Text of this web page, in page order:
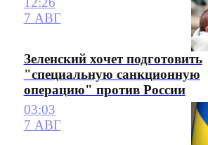
7 АВГ
Зеленский хочет подготовить
"специальную санкционную
операцию" против России
03:03
7 АВГ